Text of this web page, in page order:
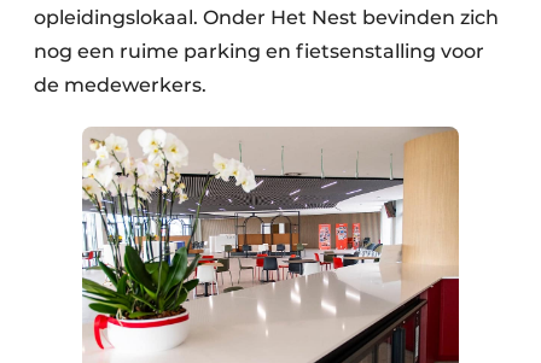
opleidingslokaal. Onder Het Nest bevinden zich
nog een ruime parking en fietsenstalling voor
de medewerkers.